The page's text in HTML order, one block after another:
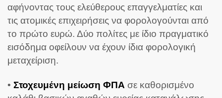
αφήνοντας τους ελεύθερους επαγγελματίες και
τις ατομικές επιχειρήσεις να φορολογούνται από
το πρώτο ευρώ. Δύο πολίτες με ίδιο πραγματικό
εισόδημα οφείλουν να έχουν ίδια φορολογική
μεταχείριση.
• Στοχευμένη μείωση ΦΠΑ σε καθορισμένο